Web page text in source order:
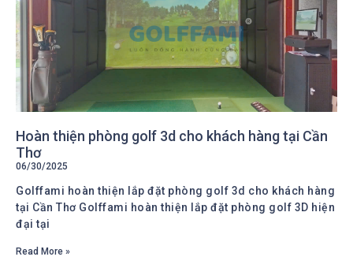
Hoàn thiện phòng golf 3d cho khách hàng tại Cần
Thơ
06/30/2025
Golffami hoàn thiện lắp đặt phòng golf 3d cho khách hàng
tại Cần Thơ Golffami hoàn thiện lắp đặt phòng golf 3D hiện
đại tại
Read More »